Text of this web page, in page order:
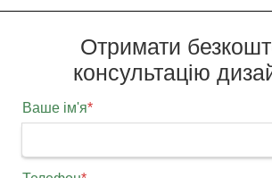
Отримати
консультацію
Ваше ім'я*